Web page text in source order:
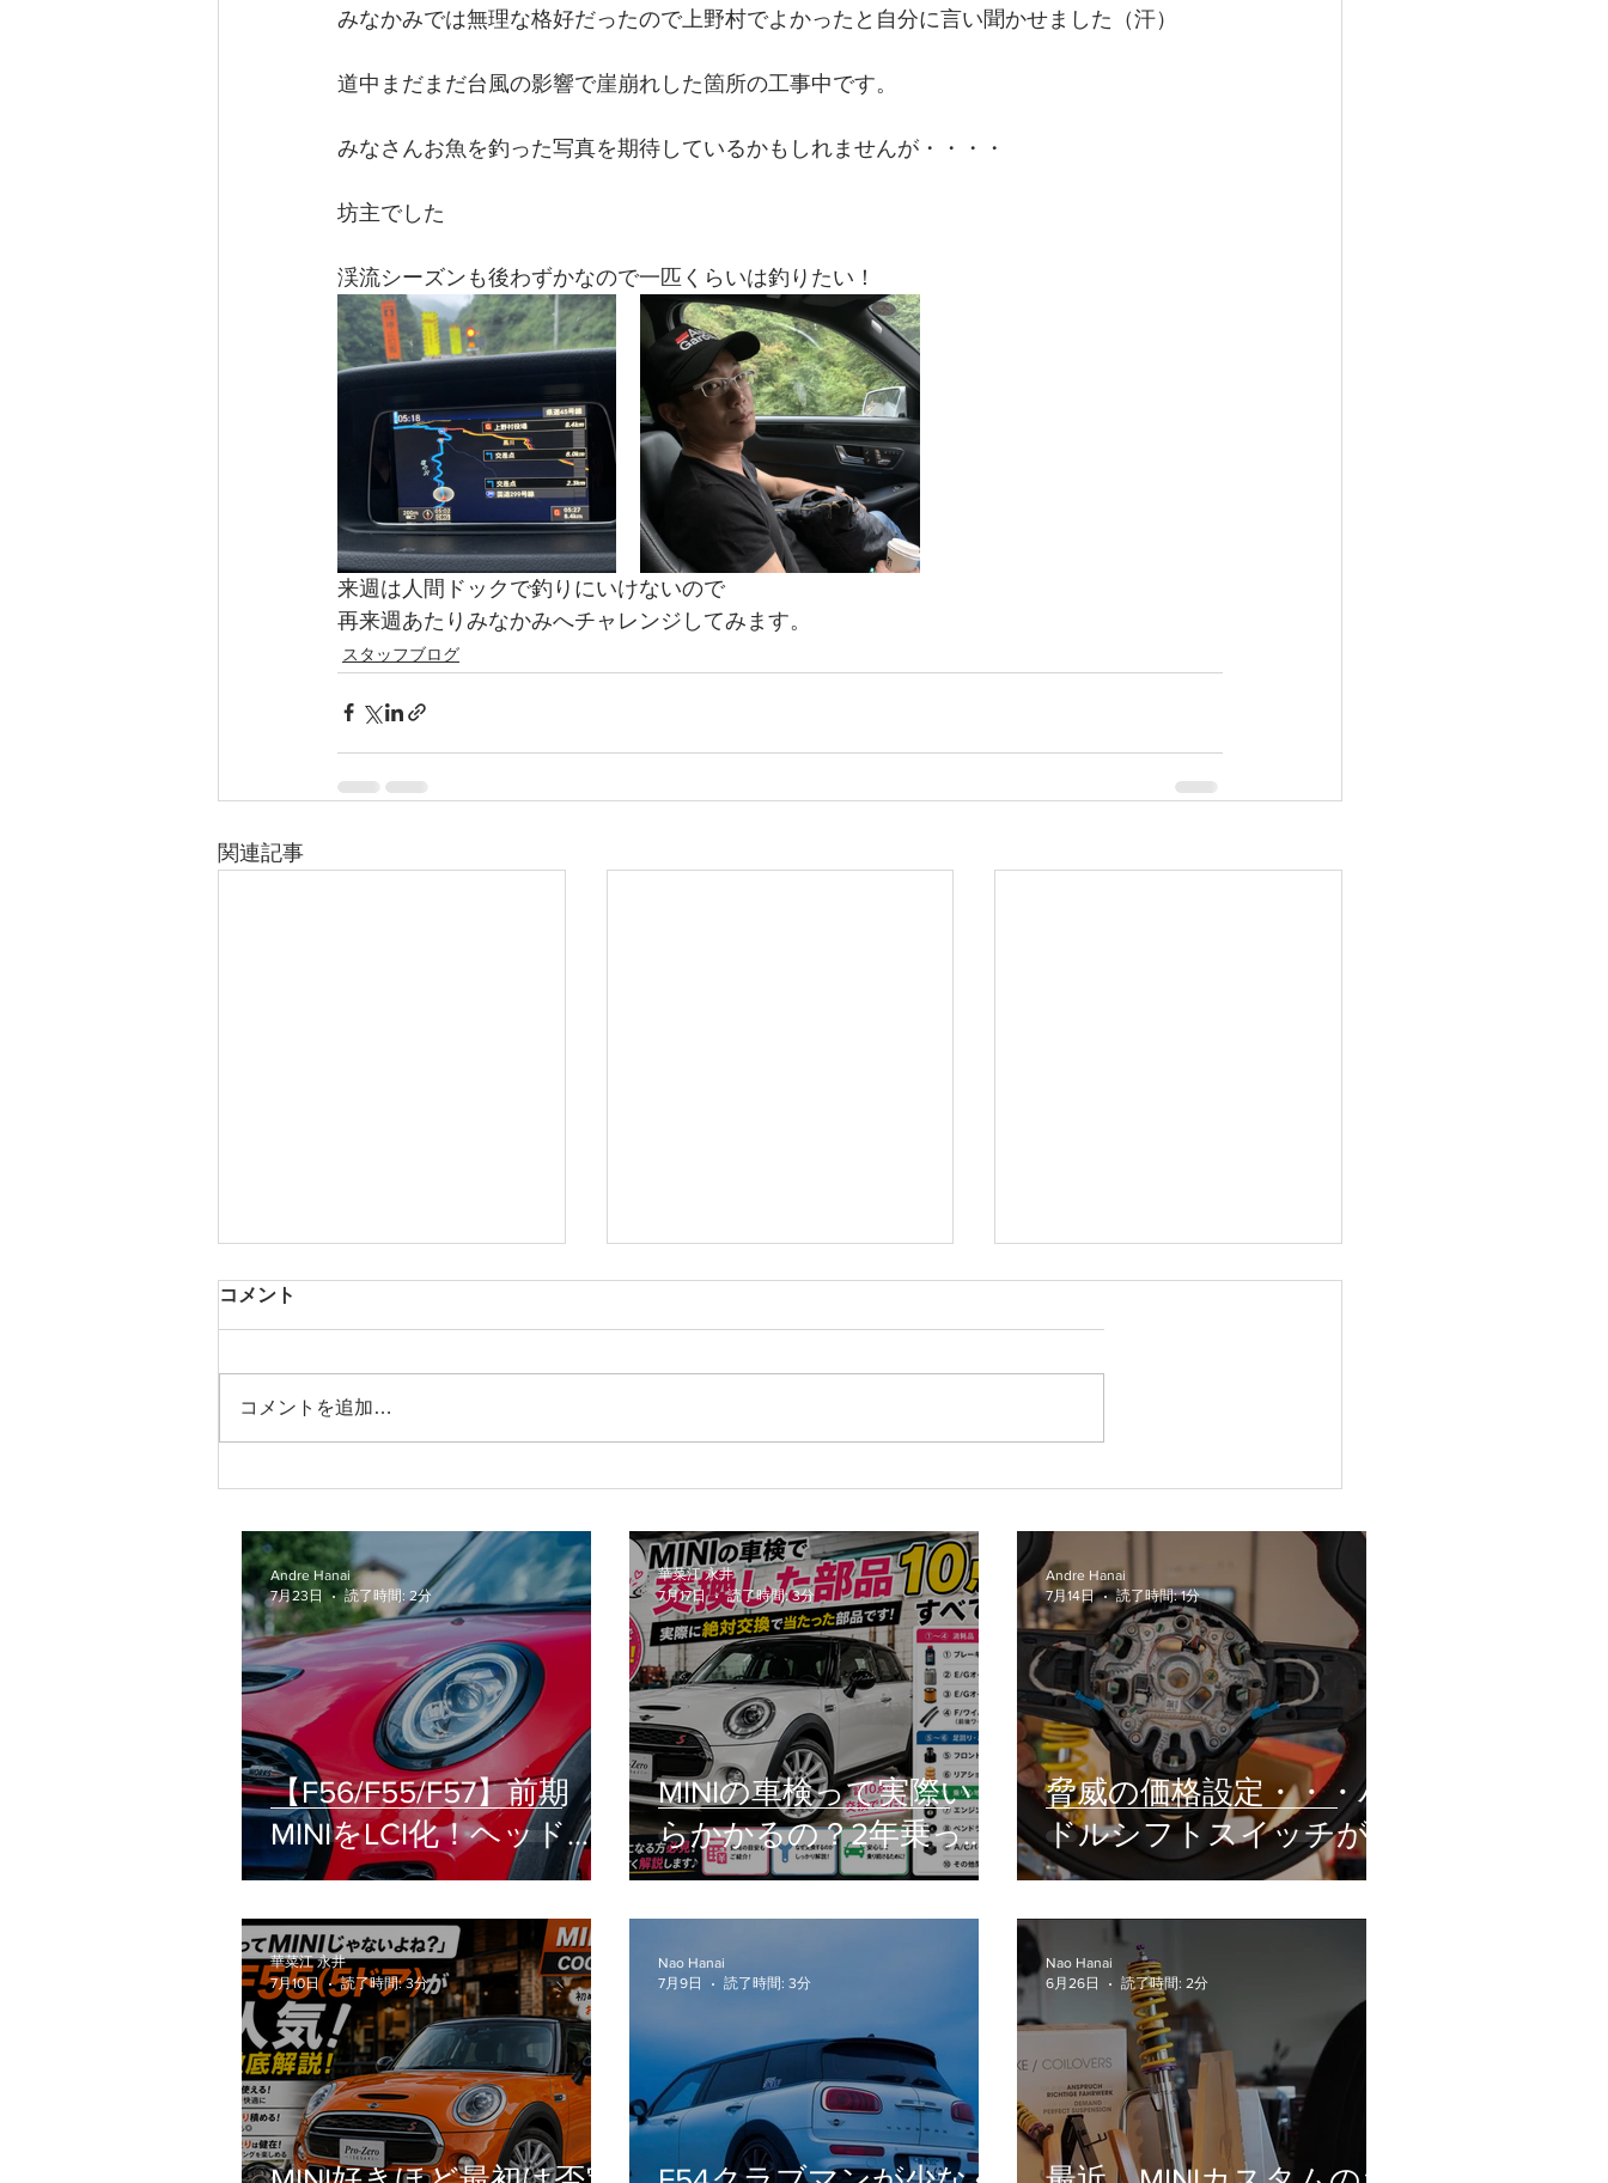
みなかみでは無理な格好だったので上野村でよかったと自分に言い聞かせました（汗）
道中まだまだ台風の影響で崖崩れした箇所の工事中です。
みなさんお魚を釣った写真を期待しているかもしれませんが・・・・
坊主でした
渓流シーズンも後わずかなので一匹くらいは釣りたい！
来週は人間ドックで釣りにいけないので
再来週あたりみなかみへチャレンジしてみます。
スタッフブログ
関連記事
アルな交換部品をご紹介！
当の魅力
さい！
コメント
コメントを追加…
【F56/F55/F57】前期
MINIをLCI化！ヘッドラ
イト交換の疑問（車検・
工賃・設定）を徹底解説
Andre Hanai
7月23日
読了時間: 2分
MINIの車検って実際いく
らかかるの？2年乗った
愛車のリアルな交換部品
をご紹介！
華菜江 永井
7月17日
読了時間: 3分
脅威の価格設定・・・パ
ドルシフトスイッチが
とんでも・・・
Andre Hanai
7月14日
読了時間: 1分
華菜江 永井
7月10日
読了時間: 3分
Nao Hanai
7月9日
読了時間: 3分
Nao Hanai
6月26日
読了時間: 2分